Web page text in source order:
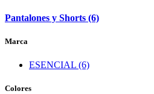
Pantalones y Shorts (6)
Marca
ESENCIAL (6)
Colores